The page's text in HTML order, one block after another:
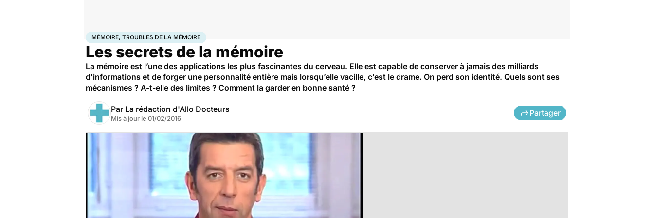
AccueilSanté Mémoire, troubles de la mémoire
MÉMOIRE, TROUBLES DE LA MÉMOIRE
Les secrets de la mémoire
La mémoire est l’une des applications les plus fascinantes du cerveau. Elle est capable de conserver à jamais des milliards
d’informations et de forger une personnalité entière mais lorsqu’elle vacille, c’est le drame. On perd son identité. Quels sont ses
mécanismes ? A-t-elle des limites ? Comment la garder en bonne santé ?
Par La rédaction d'Allo Docteurs
Mis à jour le 01/02/2016
Partager